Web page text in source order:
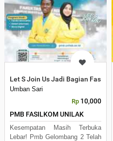
Let S Join Us Jadi Bagian
Umban Sari
Rp 10,000
PMB FASILKOM UNILAK
Kesempatan Masih Terbuka
Lebar! Pmb Gelombang 2 Telah